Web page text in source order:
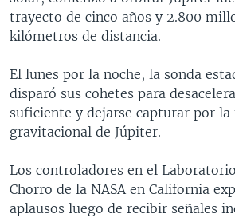
FORO [RADIO]
DEPORTIVO INTERNACIONAL
ENTRETENIMIENTO
trayecto de cinco años y 2.800
kilómetros de distancia.
El lunes por la noche, la sonda
disparó sus cohetes para
suficiente y dejarse capturar por la
gravitacional de Júpiter.
Los controladores en el
Chorro de la NASA en California
aplausos luego de recibir señales